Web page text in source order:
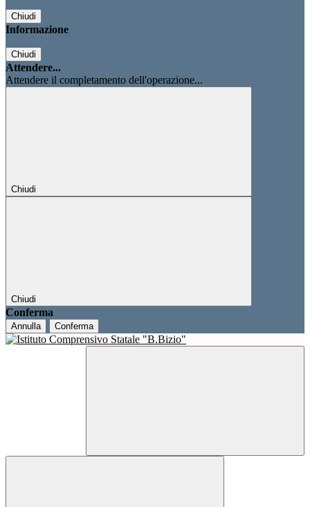
Chiudi
Informazione
Chiudi
Attendere...
Attendere il completamento dell'operazione...
Chiudi
Chiudi
Conferma
Annulla Conferma